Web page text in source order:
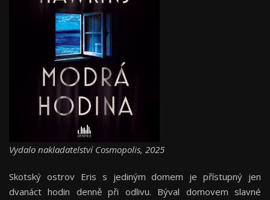
Vydalo nakladatelství Cosmopolis, 2025
Skotský ostrov Eris s jediným domem je přístupný jen
dvanáct hodin denně při odlivu. Býval domovem slavné